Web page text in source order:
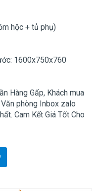
hộc + tủ phụ)
1600x750x760
Hàng Gấp, Khách mua
phòng Inbox zalo
Cam Kết Giá Tốt Cho